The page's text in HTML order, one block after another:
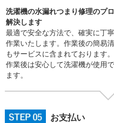
洗濯機の水漏れつまり修理のプ
解決します
最適で安全な方法で、確実に丁
作業いたします。作業後の簡易
もサービスに含まれております。
作業後は安心して洗濯機が使用
ます。
お支払い